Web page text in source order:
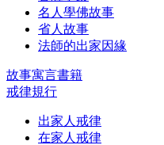
名人學佛故事
省人故事
法師的出家因緣
故事寓言書籍
戒律規行
出家人戒律
在家人戒律